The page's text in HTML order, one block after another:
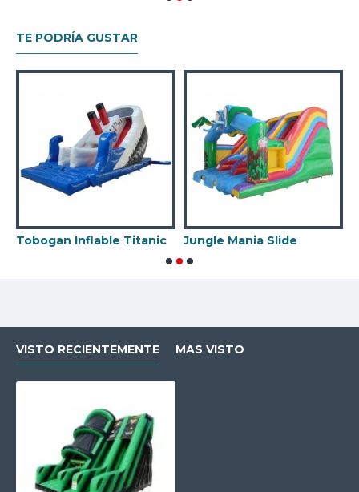
TE PODRÍA GUSTAR
Tobogan Inflable Titanic Jungle Mania Slide
VISTO RECIENTEMENTE MAS VISTO